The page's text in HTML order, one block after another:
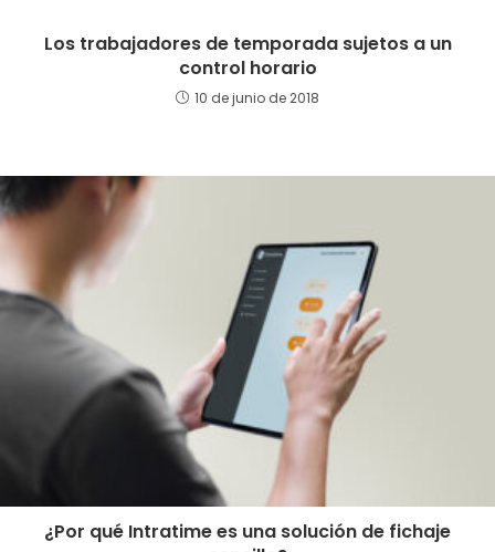
Los trabajadores de temporada sujetos a un
control horario
10 de junio de 2018
¿Por qué Intratime es una solución de fichaje